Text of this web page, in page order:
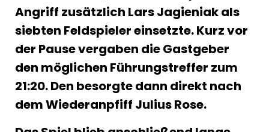
Angriff zusätzlich Lars Jagieniak als
siebten Feldspieler einsetzte. Kurz vor
der Pause vergaben die Gastgeber
den möglichen Führungstreffer zum
21:20. Den besorgte dann direkt nach
dem Wiederanpfiff Julius Rose.